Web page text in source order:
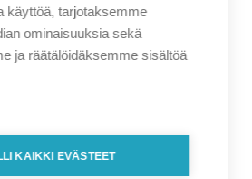
Sukunimi
Lähiosoite
käyttöä, tarjotaksemme
ominaisuuksia sekä
ja räätälöidäksemme sisältöä
KAIKKI EVÄSTEET